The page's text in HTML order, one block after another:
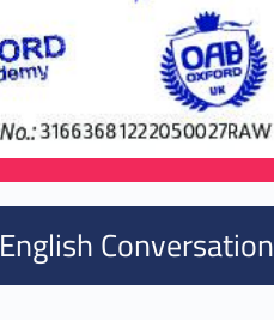
English Conversation